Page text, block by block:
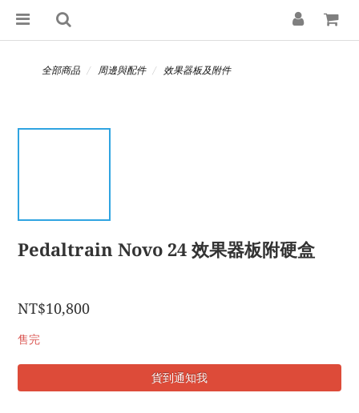
全部商品 周邊與配件 效果器板及附件
Pedaltrain Novo 24 效果器板附硬盒
NT$10,800
售完
貨到通知我